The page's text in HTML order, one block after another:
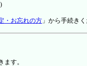
・お忘れの方 」から手続きく
ます。